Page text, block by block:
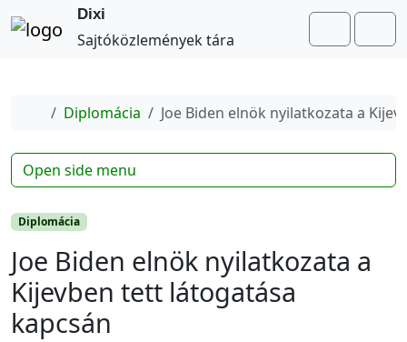
Dixi
Sajtóközlemények tára
Home
Diplomácia Joe Biden elnök nyilatkozata a
Diplomácia
Joe Biden elnök nyilatkozata a
Kijevben tett látogatása
kapcsán
Open side menu